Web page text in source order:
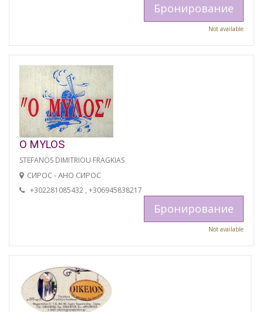
Бронирование
Not available
O MYLOS
STEFANOS DIMITRIOU FRAGKIAS
СИРОС - АНО СИРОС
+302281085432 , +306945838217
Бронирование
Not available